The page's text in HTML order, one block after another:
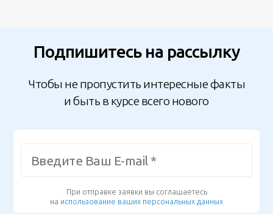
Подпишитесь на рассылку
Чтобы не пропустить интересные факты
и быть в курсе всего нового
При отправке заявки вы соглашаетесь
на использование ваших персональных данных